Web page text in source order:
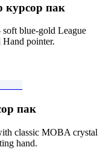
курсор пак
blue-gold League
pointer.
пак
classic MOBA crystal
hand.